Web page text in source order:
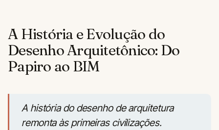
A História e Evolução do
Desenho Arquitetônico: Do
Papiro ao BIM
A história do desenho de arquitetura
remonta às primeiras civilizações.